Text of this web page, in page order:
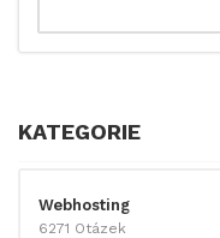
KATEGORIE
Webhosting
6271 Otázek